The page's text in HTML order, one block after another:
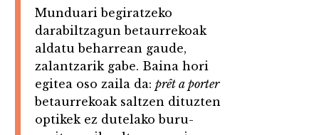
Munduari begiratzeko
darabiltzagun betaurrekoak
aldatu beharrean gaude,
zalantzarik gabe. Baina hori
egitea oso zaila da: prêt a porter
betaurrekoak saltzen dituzten
optikek ez dutelako buru-